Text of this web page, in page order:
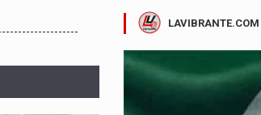
LAVIBRANTE.COM